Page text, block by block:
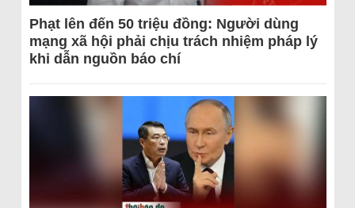
Phạt lên đến 50 triệu đồng: Người dùng
mạng xã hội phải chịu trách nhiệm pháp lý
khi dẫn nguồn báo chí